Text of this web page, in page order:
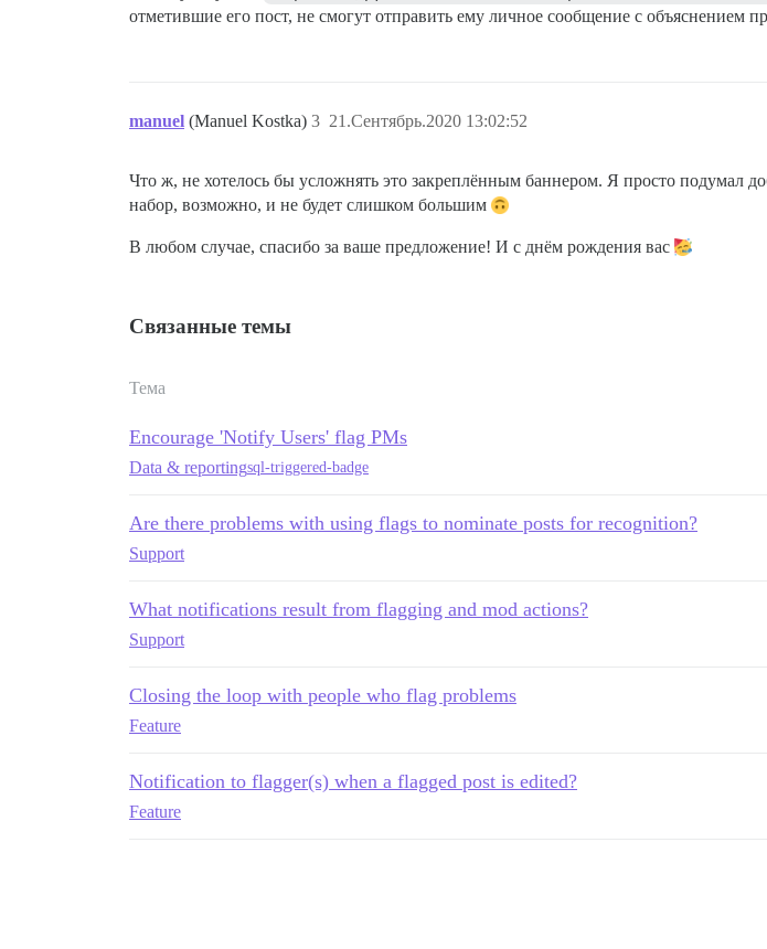
отметившие его пост, не смогут отправить ему личное сообщение с объяснением
manuel (Manuel Kostka) 21.Сентябрь.2020 13:02:52
3
Что ж, не хотелось бы усложнять это закреплённым баннером. Я просто подумал
набор, возможно, и не будет слишком большим
В любом случае, спасибо за ваше предложение! И с днём рождения вас
Связанные темы
Тема
Encourage 'Notify Users' flag PMs
Data & reportingsql-triggered-badge
Are there problems with using flags to nominate posts for recognition?
Support
What notifications result from flagging and mod actions?
Support
Closing the loop with people who flag problems
Feature
Notification to flagger(s) when a flagged post is edited?
Feature